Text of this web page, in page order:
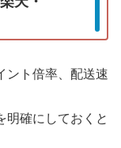
ント倍率、配送速
明確にしておくと